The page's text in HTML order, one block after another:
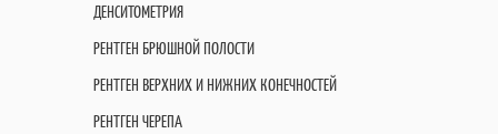
ДЕНСИТОМЕТРИЯ
РЕНТГЕН БРЮШНОЙ ПОЛОСТИ
РЕНТГЕН ВЕРХНИХ И НИЖНИХ КОНЕЧНОСТЕЙ
РЕНТГЕН ЧЕРЕПА